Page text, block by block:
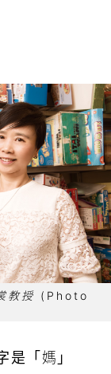
教授 (Photo
是「媽」